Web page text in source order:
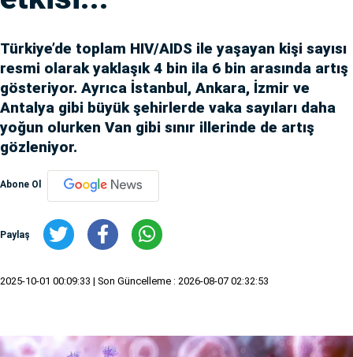
Türkiye’de toplam HIV/AIDS ile yaşayan kişi sayısı
resmi olarak yaklaşık 4 bin ila 6 bin arasında artış
gösteriyor. Ayrıca İstanbul, Ankara, İzmir ve
Antalya gibi büyük şehirlerde vaka sayıları daha
yoğun olurken Van gibi sınır illerinde de artış
gözleniyor.
Abone Ol
Paylaş
2025-10-01 00:09:33 | Son Güncelleme : 2026-08-07 02:32:53